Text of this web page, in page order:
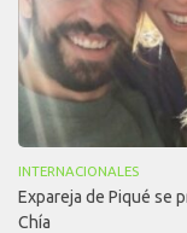
INTERNACIONALES
Expareja de Piqué se
Chía